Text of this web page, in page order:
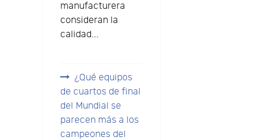
manufacturera
consideran la
calidad...
¿Qué equipos
de cuartos de final
del Mundial se
parecen más a los
campeones del